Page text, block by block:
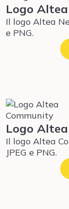
Logo
Il logo Altea
e PNG.
Logo
Il logo Altea
JPEG e PNG.